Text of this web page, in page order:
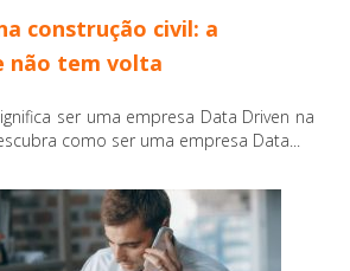
construção civil: a
não tem volta
ser uma empresa Data Driven na
como ser uma empresa Data...